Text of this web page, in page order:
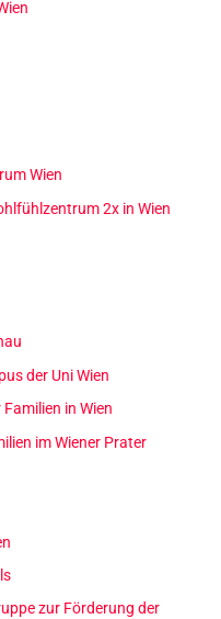
Wien
2x in Wien
der Uni Wien
in Wien
im Wiener Prater
zur Förderung der